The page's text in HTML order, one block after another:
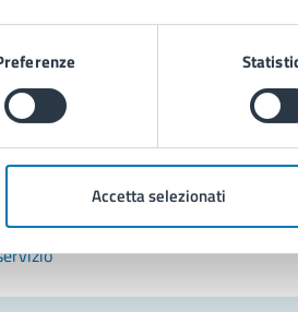
Accetta selezionati
frequenti